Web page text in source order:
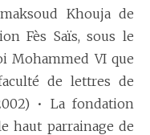
Khouja de
Fès Saïs, sous le
Mohammed VI que
de lettres de
• La fondation
haut parrainage de